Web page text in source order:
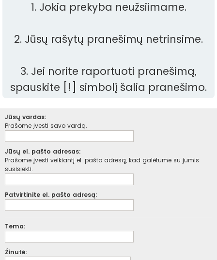
1. Jokia prekyba neužsiimame.
2. Jūsų rašytų pranešimų netrinsime.
3. Jei norite raportuoti pranešimą,
spauskite [!] simbolį šalia pranešimo.
Jūsų vardas:
Prašome įvesti savo vardą.
Jūsų el. pašto adresas:
Prašome įvesti veikiantį el. pašto adresą, kad galėtume su jumis
susisiekti.
Patvirtinite el. pašto adresą:
Tema:
Žinutė: